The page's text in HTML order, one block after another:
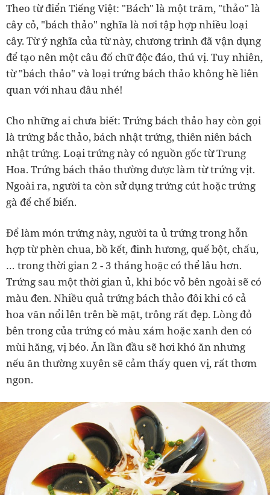
Theo từ điển Tiếng Việt: "Bách" là một trăm, "thảo" là
cây cỏ, "bách thảo" nghĩa là nơi tập hợp nhiều loại
cây. Từ ý nghĩa của từ này, chương trình đã vận dụng
để tạo nên một câu đố chữ độc đáo, thú vị. Tuy nhiên,
từ "bách thảo" và loại trứng bách thảo không hề liên
quan với nhau đâu nhé!
Cho những ai chưa biết: Trứng bách thảo hay còn gọi
là trứng bắc thảo, bách nhật trứng, thiên niên bách
nhật trứng. Loại trứng này có nguồn gốc từ Trung
Hoa. Trứng bách thảo thường được làm từ trứng vịt.
Ngoài ra, người ta còn sử dụng trứng cút hoặc trứng
gà để chế biến.
Để làm món trứng này, người ta ủ trứng trong hỗn
hợp từ phèn chua, bồ kết, đinh hương, quế bột, chấu,
… trong thời gian 2 - 3 tháng hoặc có thể lâu hơn.
Trứng sau một thời gian ủ, khi bóc vỏ bên ngoài sẽ có
màu đen. Nhiều quả trứng bách thảo đôi khi có cả
hoa văn nổi lên trên bề mặt, trông rất đẹp. Lòng đỏ
bên trong của trứng có màu xám hoặc xanh đen có
mùi hăng, vị béo. Ăn lần đầu sẽ hơi khó ăn nhưng
nếu ăn thường xuyên sẽ cảm thấy quen vị, rất thơm
ngon.